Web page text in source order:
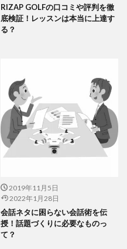
RIZAP GOLFの口コミや評判を徹
底検証！レッスンは本当に上達す
る？
2019年11月5日
2022年1月28日
会話ネタに困らない会話術を伝
授！話題づくりに必要なものっ
て？